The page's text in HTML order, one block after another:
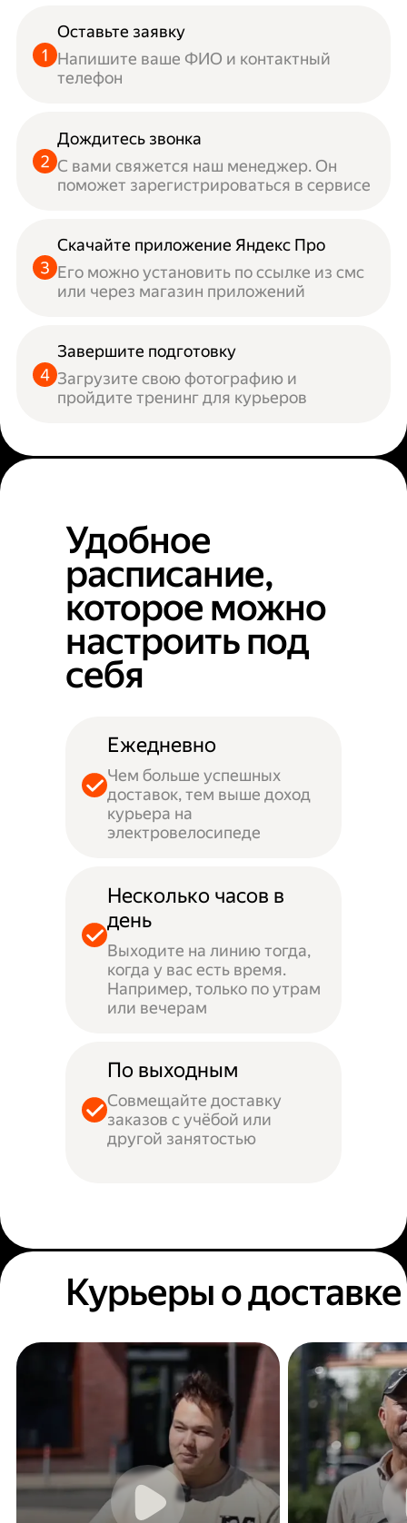
Оставьте заявку
Напишите ваше ФИО и контактный
телефон
Дождитесь звонка
С вами свяжется наш менеджер. Он
поможет зарегистрироваться в сервисе
Скачайте приложение Яндекс Про
Его можно установить по ссылке из смс
или через магазин приложений
Завершите подготовку
Загрузите свою фотографию и
пройдите тренинг для курьеров
Удобное
расписание,
которое можно
настроить под
себя
Ежедневно
Чем больше успешных
доставок, тем выше доход
курьера на
электровелосипеде
Несколько часов в
день
Выходите на линию тогда,
когда у вас есть время.
Например, только по утрам
или вечерам
По выходным
Совмещайте доставку
заказов с учёбой или
другой занятостью
Курьеры о доставке